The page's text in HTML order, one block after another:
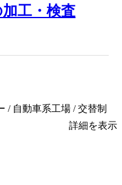
工・検査
/ 自動車系工場 / 交替制
詳細を表示